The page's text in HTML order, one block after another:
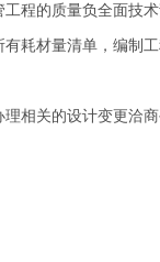
程的质量负全面技术
耗材量清单，编制
相关的设计变更洽商